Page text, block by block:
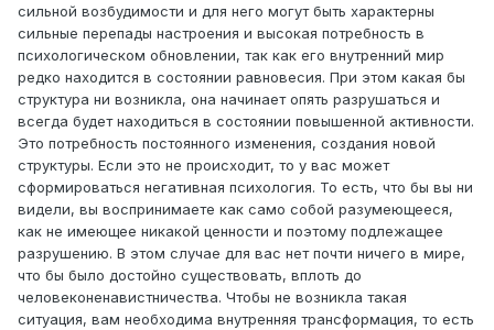
сильной возбудимости и для него могут быть характерны
сильные перепады настроения и высокая потребность в
психологическом обновлении, так как его внутренний мир
редко находится в состоянии равновесия. При этом какая бы
структура ни возникла, она начинает опять разрушаться и
всегда будет находиться в состоянии повышенной активности.
Это потребность постоянного изменения, создания новой
структуры. Если это не происходит, то у вас может
сформироваться негативная психология. То есть, что бы вы ни
видели, вы воспринимаете как само собой разумеющееся,
как не имеющее никакой ценности и поэтому подлежащее
разрушению. В этом случае для вас нет почти ничего в мире,
что бы было достойно существовать, вплоть до
человеконенавистничества. Чтобы не возникла такая
ситуация, вам необходима внутренняя трансформация, то есть